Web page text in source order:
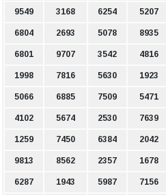
9549 3168 6254 5207
6804 2693 5078 8935
6801 9707 3542 4816
1998 7816 5630 1923
5066 6885 7509 5471
4102 5674 2530 7639
1259 7450 6384 2042
9813 8562 2357 1678
6287 1943 5987 7156